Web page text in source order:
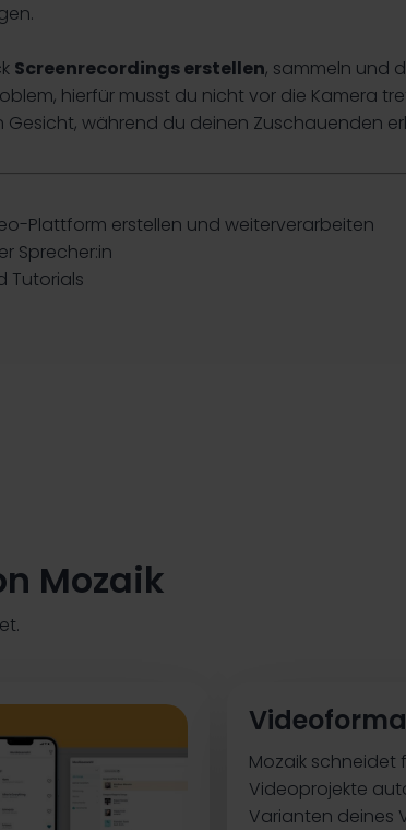
Screenrecordings erstellen, sammeln und
hierfür musst du nicht vor die Kamera
während du deinen Zuschauenden
Plattform erstellen und weiterverarbeiten
Sprecher:in
Tutorials
Mozaik
Mozaik schneidet
Videoprojekte
Varianten deines